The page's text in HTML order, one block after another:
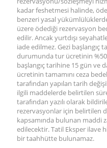
kadar feshetmesi halinde,
benzeri yasal
üzere ödediği rezervasyon
edilir. Ancak yurtdışı
iade edilmez. Gezi başlangıç
durumunda tur ücretinin
başlangıç tarihine 15 gün ve
ücretinin tamamını ceza
tarafından yapılan tarih
ilgili maddelerde belirtilen
tarafından yazılı olarak
rezervasyonlar için belirtilen
kapsamında bulunan maddi
edilecektir. Tatil Eksper ilave
bir taahhütte bulunamaz.